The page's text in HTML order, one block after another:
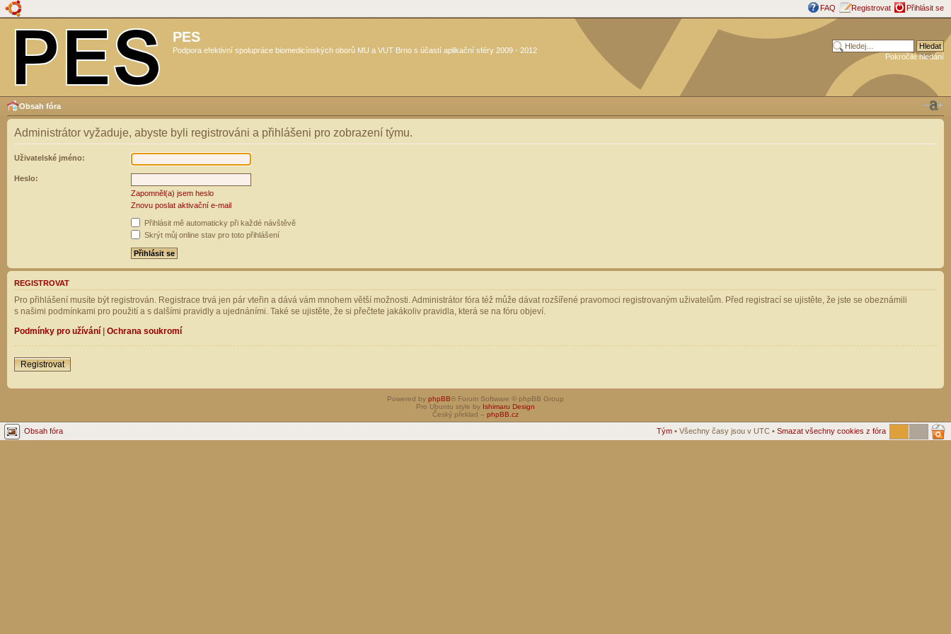
FAQ Registrovat Přihlásit se
PES
Podpora efektivní spolupráce biomedicínských oborů MU a VUT Brno s účastí aplikační sféry 2009 - 2012
Pokročilé hledání
Obsah fóra
Administrátor vyžaduje, abyste byli registrováni a přihlášeni pro zobrazení týmu.
Uživatelské jméno:
Heslo:
Zapomněl(a) jsem heslo
Znovu poslat aktivační e-mail
Přihlásit mě automaticky při každé návštěvě
Skrýt můj online stav pro toto přihlášení
REGISTROVAT
Pro přihlášení musíte být registrován. Registrace trvá jen pár vteřin a dává vám mnohem větší možnosti. Administrátor fóra též může dávat rozšířené pravomoci registrovaným uživatelům. Před registrací se ujistěte, že jste se obeznámili
s našimi podmínkami pro použití a s dalšími pravidly a ujednáními. Také se ujistěte, že si přečtete jakákoliv pravidla, která se na fóru objeví.
Podmínky pro užívání | Ochrana soukromí
Registrovat
Powered by phpBB® Forum Software © phpBB Group
Pro Ubuntu style by Ishimaru Design
Český překlad – phpBB.cz
Obsah fóra Tým • Všechny časy jsou v UTC • Smazat všechny cookies z fóra